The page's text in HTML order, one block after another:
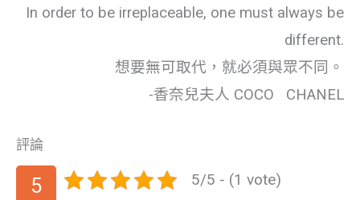
In order to be irreplaceable, one must always be
different.
想要無可取代，就必須與眾不同。
-香奈兒夫人 COCO CHANEL
評論
5 5/5 - (1 vote)